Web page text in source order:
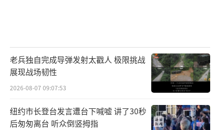
老兵独自完成导弹发射太戳人 极限挑战
展现战场韧性
2026-08-07 09:07:53
纽约市长登台发言遭台下喊嘘 讲了30秒
后匆匆离台 听众倒竖拇指